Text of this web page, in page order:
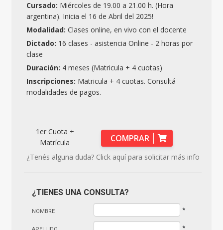
Cursado: Miércoles de 19.00 a 21.00 h. (Hora
argentina). Inicia el 16 de Abril del 2025!
Modalidad: Clases online, en vivo con el docente
Dictado: 16 clases - asistencia Online - 2 horas por
clase
Duración: 4 meses (Matricula + 4 cuotas)
Inscripciones: Matricula + 4 cuotas. Consultá
modalidades de pagos.
1er Cuota +
Matrícula
COMPRAR
¿Tenés alguna duda? Click aquí para solicitar más info